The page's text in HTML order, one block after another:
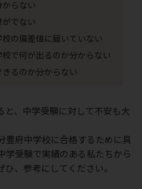
らない
でない
の偏差値に届いていない
で何が出るのか分からない
るのか分からない
と、中学受験に対して不安も⼤
豊府中学校に合格するために具
学受験で実績のある私たちから
、参考にしてください。